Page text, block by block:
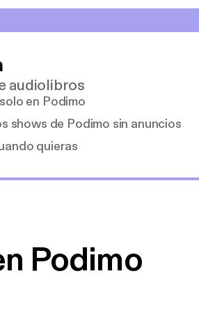
audiolibros
en Podimo
shows de Podimo sin anuncios
quieras
Podimo